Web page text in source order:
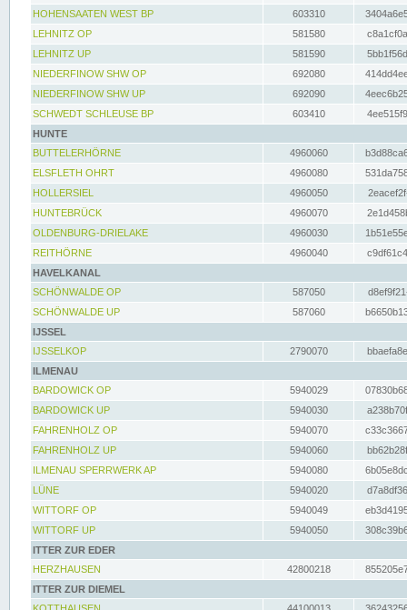
HOHENSAATEN WEST BP
603310
LEHNITZ OP
581580
LEHNITZ UP
581590
NIEDERFINOW SHW OP
692080
NIEDERFINOW SHW UP
692090
SCHWEDT SCHLEUSE BP
603410
HUNTE
BUTTELERHÖRNE
4960060
ELSFLETH OHRT
4960080
HOLLERSIEL
4960050
HUNTEBRÜCK
4960070
OLDENBURG-DRIELAKE
4960030
REITHÖRNE
4960040
HAVELKANAL
SCHÖNWALDE OP
587050
SCHÖNWALDE UP
587060
IJSSEL
IJSSELKOP
2790070
ILMENAU
BARDOWICK OP
5940029
BARDOWICK UP
5940030
FAHRENHOLZ OP
5940070
FAHRENHOLZ UP
5940060
ILMENAU SPERRWERK AP
5940080
LÜNE
5940020
WITTORF OP
5940049
WITTORF UP
5940050
ITTER ZUR EDER
HERZHAUSEN
42800218
ITTER ZUR DIEMEL